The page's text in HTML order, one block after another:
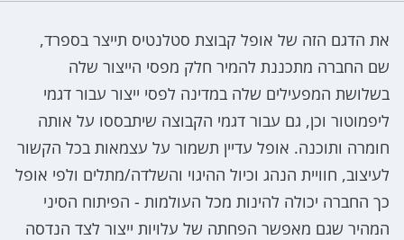
את הדגם הזה של אופל קבוצת סטלנטיס תייצר בספרד,
שם החברה מתכננת להמיר חלק מפסי הייצור שלה
בשלושת המפעילים שלה במדינה לפסי ייצור עבור דגמי
ליפמוטור וכן, גם עבור דגמי הקבוצה שיתבססו על אותה
חומרה ותוכנה. אופל עדיין תשמור על עצמאות בכל הקשור
לעיצוב, חוויית הנהג וכיול ההיגוי והשלדה/מתלים ולפי אופל
כך החברה יכולה להינות מכל העולמות - הפיתוח הסיני
המהיר שגם מאפשר הפחתה של עלויות ייצור לצד הנדסה